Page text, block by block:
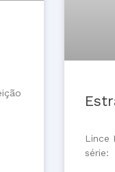
Lince
série: